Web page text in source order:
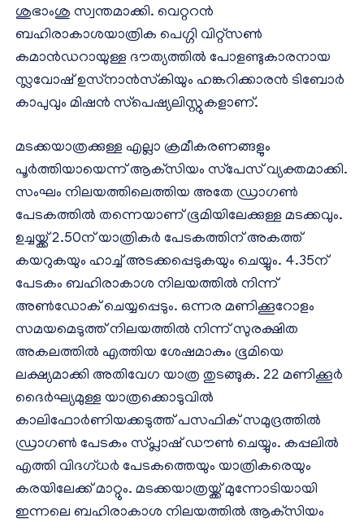
ശുഭാംശു സ്വന്തമാക്കി. വെറ്ററന്‍
ബഹിരാകാശയാത്രിക പെഗ്ഗി വിറ്റ്‌സണ്‍
കമാന്‍ഡറായുള്ള ദൗത്യത്തില്‍ പോളണ്ടുകാരനായ
സ്ലവോഷ് ഉസ്‌നാന്‍സ്‌കിയും ഹങ്കറിക്കാരന്‍ ടിബോര്‍
കാപുവും മിഷന്‍ സ്‌പെഷ്യലിസ്റ്റുകളാണ്.
മടക്കയാത്രക്കുള്ള എല്ലാ ക്രമീകരണങ്ങളും
പൂര്‍ത്തിയായെന്ന് ആക്‌സിയം സ്‌പേസ് വ്യക്തമാക്കി.
സംഘം നിലയത്തിലെത്തിയ അതേ ഡ്രാഗണ്‍
പേടകത്തില്‍ തന്നെയാണ് ഭൂമിയിലേക്കുള്ള മടക്കവും.
ഉച്ചയ്ക്ക് 2.50ന് യാത്രികര്‍ പേടകത്തിന് അകത്ത്
കയറുകയും ഹാച്ച് അടക്കപ്പെടുകയും ചെയ്യും. 4.35ന്
പേടകം ബഹിരാകാശ നിലയത്തില്‍ നിന്ന്
അണ്‍ഡോക് ചെയ്യപ്പെടും. ഒന്നര മണിക്കൂറോളം
സമയമെടുത്ത് നിലയത്തില്‍ നിന്ന് സുരക്ഷിത
അകലത്തില്‍ എത്തിയ ശേഷമാകും ഭൂമിയെ
ലക്ഷ്യമാക്കി അതിവേഗ യാത്ര തുടങ്ങുക. 22 മണിക്കൂര്‍
ദൈര്‍ഘ്യമുള്ള യാത്രക്കൊടുവില്‍
കാലിഫോര്‍ണിയക്കടുത്ത് പസഫിക് സമുദ്രത്തില്‍
ഡ്രാഗണ്‍ പേടകം സ്പ്ലാഷ് ഡൗണ്‍ ചെയ്യും. കപ്പലില്‍
എത്തി വിദഗ്ധര്‍ പേടകത്തെയും യാത്രികരെയും
കരയിലേക്ക് മാറ്റും. മടക്കയാത്രയ്ക്ക് മുന്നോടിയായി
ഇന്നലെ ബഹിരാകാശ നിലയത്തില്‍ ആക്‌സിയം